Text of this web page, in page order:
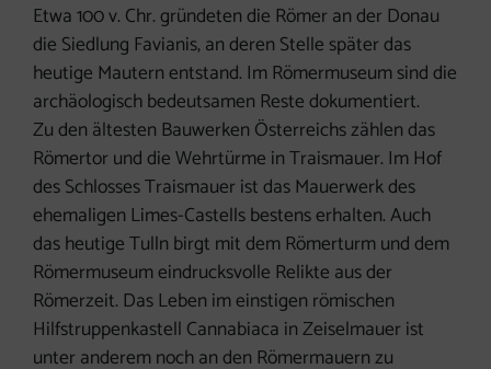
Etwa 100 v. Chr. gründeten die Römer an der Donau
die Siedlung Favianis, an deren Stelle später das
heutige Mautern entstand. Im Römermuseum sind die
archäologisch bedeutsamen Reste dokumentiert.
Zu den ältesten Bauwerken Österreichs zählen das
Römertor und die Wehrtürme in Traismauer. Im Hof
des Schlosses Traismauer ist das Mauerwerk des
ehemaligen Limes-Castells bestens erhalten. Auch
das heutige Tulln birgt mit dem Römerturm und dem
Römermuseum eindrucksvolle Relikte aus der
Römerzeit. Das Leben im einstigen römischen
Hilfstruppenkastell Cannabiaca in Zeiselmauer ist
unter anderem noch an den Römermauern zu